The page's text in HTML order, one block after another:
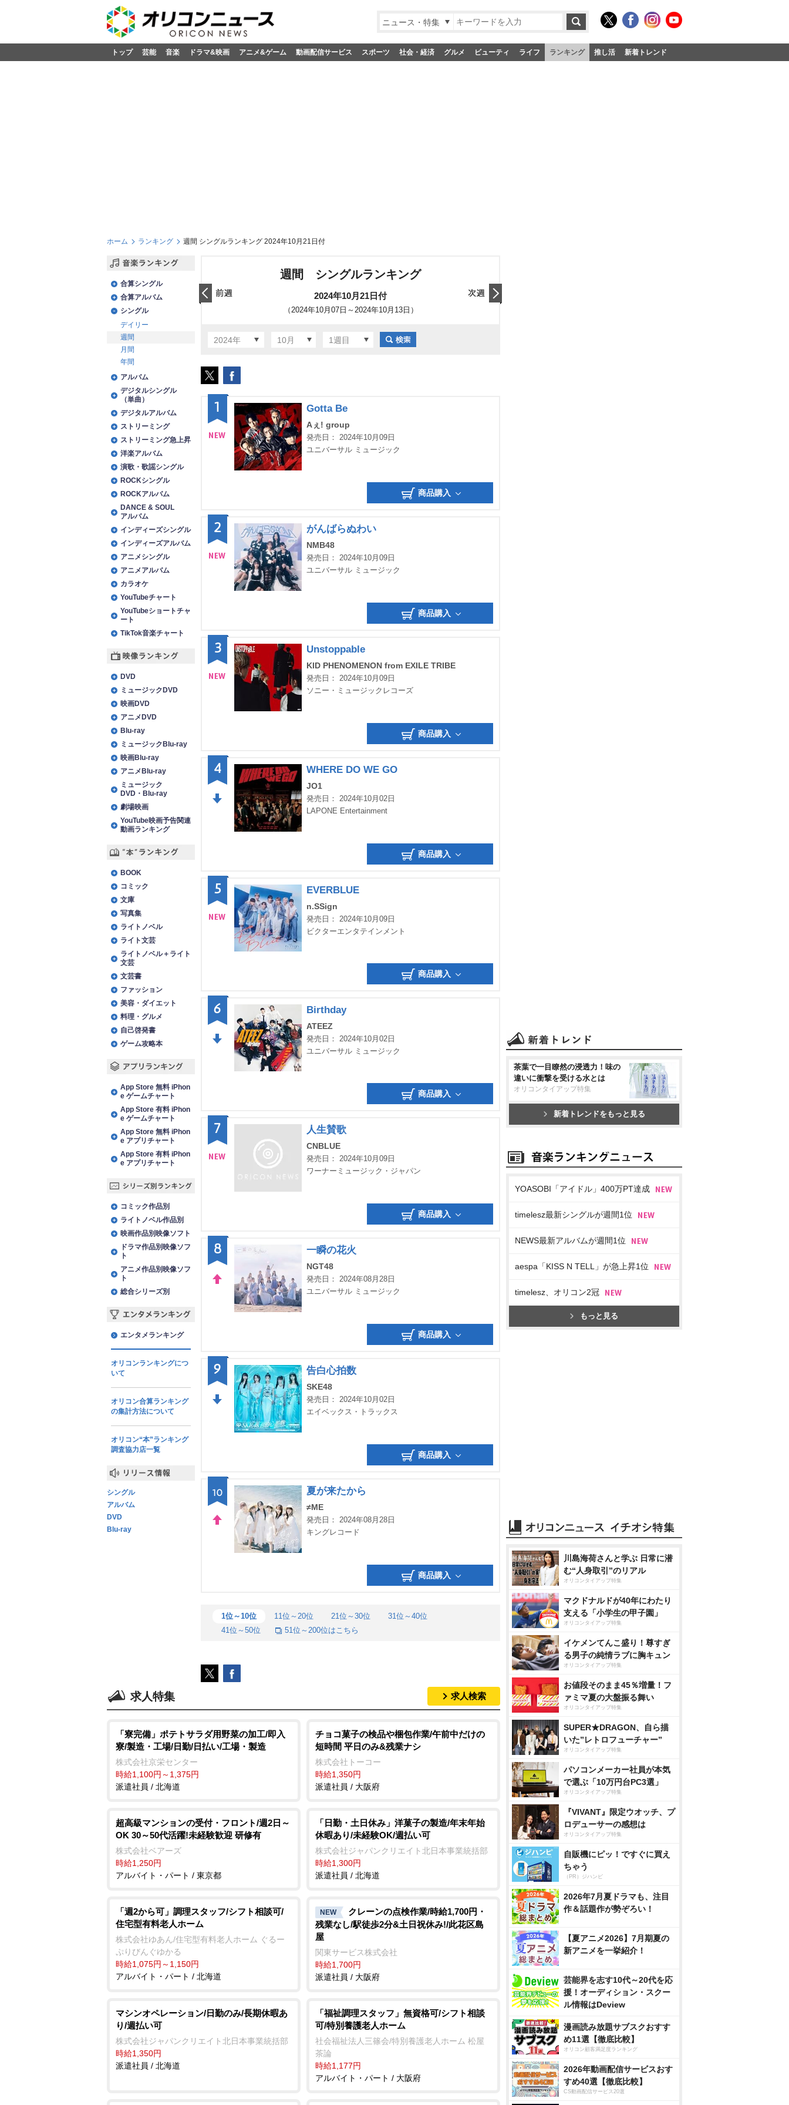
ニュース・特集
トップ 芸能 音楽 ドラマ&映画 アニメ&ゲーム 動画配信サービス スポーツ 社会・経済 グルメ ビューティ ライフ ランキング 推し活 新着トレンド
ホーム ランキング 週間 シングルランキング 2024年10月21日付
週間 シングルランキング
2024年10月21日付
（2024年10月07日～2024年10月13日）
2024年 10月 1週目
1 Gotta Be
Aぇ! group
発売日： 2024年10月09日
ユニバーサル ミュージック
商品購入
2 がんばらぬわい
NMB48
発売日： 2024年10月09日
ユニバーサル ミュージック
商品購入
3 Unstoppable
KID PHENOMENON from EXILE TRIBE
発売日： 2024年10月09日
ソニー・ミュージックレコーズ
商品購入
4 WHERE DO WE GO
JO1
発売日： 2024年10月02日
LAPONE Entertainment
商品購入
5 EVERBLUE
n.SSign
発売日： 2024年10月09日
ビクターエンタテインメント
商品購入
6 Birthday
ATEEZ
発売日： 2024年10月02日
ユニバーサル ミュージック
商品購入
7 人生賛歌
CNBLUE
発売日： 2024年10月09日
ワーナーミュージック・ジャパン
商品購入
8 一瞬の花火
NGT48
発売日： 2024年08月28日
ユニバーサル ミュージック
商品購入
9 告白心拍数
SKE48
発売日： 2024年10月02日
エイベックス・トラックス
商品購入
10 夏が来たから
≠ME
発売日： 2024年08月28日
キングレコード
商品購入
1位～10位 11位～20位 21位～30位
31位～40位
41位～50位
51位～200位はこちら
合算シングル
合算アルバム
シングル
デイリー
週間
月間
年間
アルバム
デジタルシングル
（単曲）
デジタルアルバム
ストリーミング
ストリーミング急上昇
洋楽アルバム
演歌・歌謡シングル
ROCKシングル
ROCKアルバム
DANCE & SOUL
アルバム
インディーズシングル
インディーズアルバム
アニメシングル
アニメアルバム
カラオケ
YouTubeチャート
YouTubeショートチャ
ート
TikTok音楽チャート
DVD
ミュージックDVD
映画DVD
アニメDVD
Blu-ray
ミュージックBlu-ray
映画Blu-ray
アニメBlu-ray
ミュージック
DVD・Blu-ray
劇場映画
YouTube映画予告関連
動画ランキング
BOOK
コミック
文庫
写真集
ライトノベル
ライト文芸
ライトノベル＋ライト
文芸
文芸書
ファッション
美容・ダイエット
料理・グルメ
自己啓発書
ゲーム攻略本
App Store 無料 iPhon
e ゲームチャート
App Store 有料 iPhon
e ゲームチャート
App Store 無料 iPhon
e アプリチャート
App Store 有料 iPhon
e アプリチャート
コミック作品別
ライトノベル作品別
映画作品別映像ソフト
ドラマ作品別映像ソフ
ト
アニメ作品別映像ソフ
ト
総合シリーズ別
エンタメランキング
オリコンランキングにつ
いて
オリコン合算ランキング
の集計方法について
オリコン“本”ランキング
調査協力店一覧
シングル
アルバム
DVD
Blu-ray
求人特集 求人検索
「寮完備」ポテトサラダ用野菜の加工/即入
寮/製造・工場/日勤/日払い/工場・製造
株式会社京栄センター
時給1,100円～1,375円
派遣社員 / 北海道
チョコ菓子の検品や梱包作業/午前中だけの
短時間 平日のみ&残業ナシ
株式会社トーコー
時給1,350円
派遣社員 / 大阪府
超高級マンションの受付・フロント/週2日～
OK 30～50代活躍!未経験歓迎 研修有
株式会社ベアーズ
時給1,250円
アルバイト・パート / 東京都
「日勤・土日休み」洋菓子の製造/年末年始
休暇あり/未経験OK/週払い可
株式会社ジャパンクリエイト北日本事業統括部
時給1,300円
派遣社員 / 北海道
「週2から可」調理スタッフ/シフト相談可/
住宅型有料老人ホーム
株式会社ゆあん/住宅型有料老人ホーム ぐるー
ぷりびんぐゆかる
時給1,075円～1,150円
アルバイト・パート / 北海道
NEW
クレーンの点検作業/時給1,700円・
残業なし/駅徒歩2分&土日祝休み!/此花区島
屋
関東サービス株式会社
時給1,700円
派遣社員 / 大阪府
マシンオペレーション/日勤のみ/長期休暇あ
り/週払い可
株式会社ジャパンクリエイト北日本事業統括部
時給1,350円
派遣社員 / 北海道
「福祉調理スタッフ」無資格可/シフト相談
可/特別養護老人ホーム
社会福祉法人三篠会/特別養護老人ホーム 松屋
茶論
時給1,177円
アルバイト・パート / 大阪府
茶葉で一目瞭然の浸透力！味の
違いに衝撃を受ける水とは
オリコンタイアップ特集
新着トレンドをもっと見る
YOASOBI「アイドル」400万PT達成
timelesz最新シングルが週間1位
NEWS最新アルバムが週間1位
aespa「KISS N TELL」が急上昇1位
timelesz、オリコン2冠
もっと見る
川島海荷さんと学ぶ 日常に潜
む“人身取引”のリアル
オリコンタイアップ特集
マクドナルドが40年にわたり
支える「小学生の甲子園」
オリコンタイアップ特集
イケメンてんこ盛り！尊すぎ
る男子の純情ラブに胸キュン
オリコンタイアップ特集
お値段そのまま45％増量！フ
ァミマ夏の大盤振る舞い
オリコンタイアップ特集
SUPER★DRAGON、自ら描
いた”レトロフューチャー”
オリコンタイアップ特集
パソコンメーカー社員が本気
で選ぶ「10万円台PC3選」
オリコンタイアップ特集
『VIVANT』限定ウオッチ、プ
ロデューサーの感想は
オリコンタイアップ特集
自販機にピッ！ですぐに買え
ちゃう
（PR）ジハンピ
2026年7月夏ドラマも、注目
作＆話題作が勢ぞろい！
【夏アニメ2026】7月期夏の
新アニメを一挙紹介！
芸能界を志す10代～20代を応
援！オーディション・スクー
ル情報はDeview
漫画読み放題サブスクおすす
め11選【徹底比較】
オリコン顧客満足度ランキング
2026年動画配信サービスおす
すめ40選【徹底比較】
CS動画配信サービス20選